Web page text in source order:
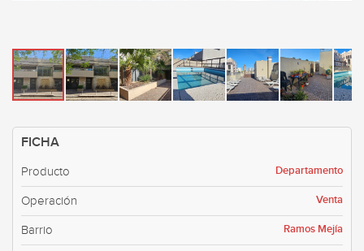
FICHA
Producto Departamento
Operación Venta
Barrio Ramos Mejía